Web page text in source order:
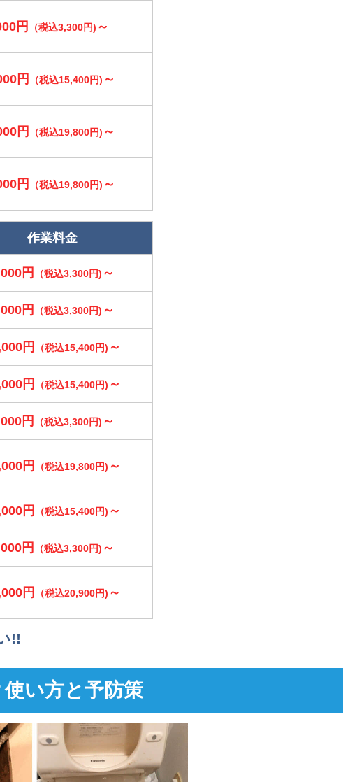
円 （税込3,300円) ～
円 （税込15,400円) ～
円 （税込19,800円) ～
円 （税込19,800円) ～
作業料金
円 （税込3,300円) ～
円 （税込3,300円) ～
円 （税込15,400円) ～
円 （税込15,400円) ～
円 （税込3,300円) ～
円 （税込19,800円) ～
円 （税込15,400円) ～
円 （税込3,300円) ～
円 （税込20,900円) ～
!!
い方と予防策